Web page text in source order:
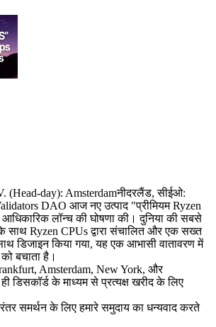
day): Amsterdamनीदरलैंड, सीईओ:
DAO आज नए उत्पाद "प्रीमियम Ryzen
लॉन्च की घोषणा की। दुनिया की सबसे
साथ Ryzen CPUs द्वारा संचालित और एक सख्त
डिजाइन किया गया, यह एक आभासी वातावरण में
बचाता है।
Amsterdam, New York, और
डिसकॉर्ड के माध्यम से प्रत्यक्ष खरीद के लिए
समर्थन के लिए हमारे समुदाय का धन्यवाद करते